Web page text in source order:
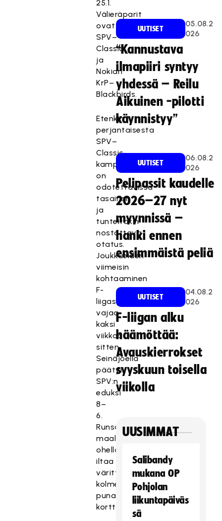
25.1.
Välieräparit
ovat
SPV–
Classic
ja
Nokian
KrP–
Blackbirds.
Etenkin
perjantaisesta
SPV–
Classic-
kamppailusta
on
odotettavissa
tasainen
ja
tunteitakin
nostattava
otatus.
Joukkueiden
viimeisin
kohtaaminen
F-
liigassa
vajaa
kaksi
viikkoa
sitten
Seinäjoella
päätyi
SPV:n
eduksi
8–
6.
Runsaan
maalitarjonnan
ohella
iltaa
väritti
kolme
punaista
korttia.
UUTISET
05.08.2
026
“Kannustava
ilmapiiri syntyy
yhdessä – Reilu
Aikuinen -pilotti
käynnistyy”
UUTISET
06.08.2
026
Pelipassit kaudelle
2026–27 nyt
myynnissä –
hanki ennen
ensimmäistä peliä
UUTISET
04.08.2
026
F-liigan alku
häämöttää:
Avauskierrokset
syyskuun toisella
viikolla
UUSIMMAT
Salibandy
mukana OP
Pohjolan
liikuntapäiväs
sä